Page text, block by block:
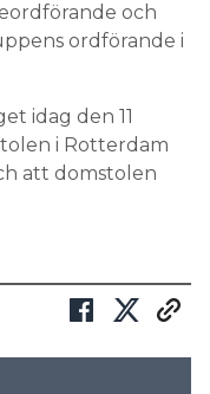
och
ordförande i
idag den 11
i Rotterdam
att domstolen